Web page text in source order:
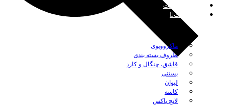
صفحه نخست
محصولات
ماکروویوی
ظروف بسته بندی
قاشق، چنگال و کارد
بستنی
لیوان
کاسه
لانچ باکس